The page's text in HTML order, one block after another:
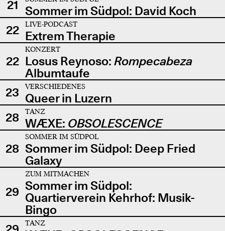
21 Sommer im Südpol: David Koch
22
LIVE-PODCAST
Extrem Therapie
22
KONZERT
Losus Reynoso: Rompecabeza
Albumtaufe
23
VERSCHIEDENES
Queer in Luzern
28
TANZ
WÆXE: OBSOLESCENCE
28
SOMMER IM SÜDPOL
Sommer im Südpol: Deep Fried
Galaxy
29
ZUM MITMACHEN
Sommer im Südpol:
Quartierverein Kehrhof: Musik-
Bingo
TANZ